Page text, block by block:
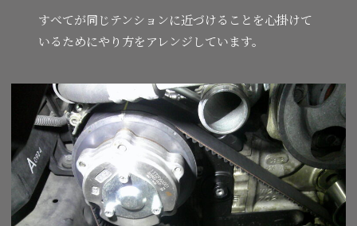
すべてが同じテンションに近づけることを心掛けて
いるためにやり方をアレンジしています。